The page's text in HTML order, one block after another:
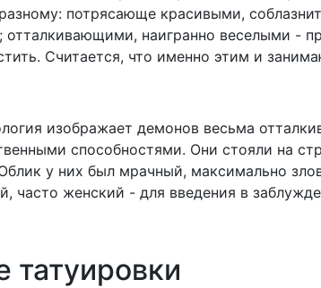
потрясающе красивыми,
наигранно веселыми -
Считается, что именно этим и
изображает демонов весьма
способностями. Они стояли на
у них был мрачный, максимально
часто женский - для введения в
татуировки